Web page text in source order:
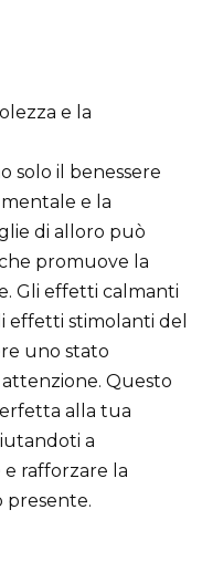
e la
solo il benessere
e la
di alloro può
promuove la
Gli effetti calmanti
effetti stimolanti del
uno stato
Questo
alla tua
a
rafforzare la
presente.